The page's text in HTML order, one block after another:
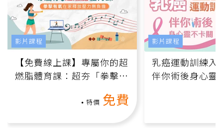
【免費線上課】專屬你的超
燃脂體育課：超夯「拳擊有
特價 免費
影片課程
乳癌運動訓練入
伴你術後身心靈
影片課程